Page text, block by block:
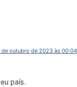
de outubro de 2023 às 00:04
país.